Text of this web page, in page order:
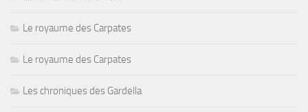
Le royaume des Carpates
Le royaume des Carpates
Les chroniques des Gardella